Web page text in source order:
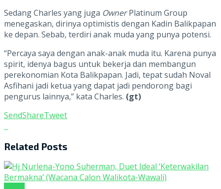
Sedang Charles yang juga OwnerPlatinum Group
menegaskan, dirinya optimistis dengan Kadin Balikpapan
ke depan. Sebab, terdiri anak muda yang punya potensi.
“Percaya saya dengan anak-anak muda itu. Karena punya
spirit, idenya bagus untuk bekerja dan membangun
perekonomian Kota Balikpapan. Jadi, tepat sudah Noval
Asfihani jadi ketua yang dapat jadi pendorong bagi
pengurus lainnya,” kata Charles. (gt)
SendShareTweet
Related Posts